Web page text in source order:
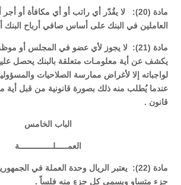
مادة (20): لا يقُدّر أي راتب أو أي مكافأة أو
العاملين في البنك على أساس صافي أرباح البنك
مادة (21): لا يجوز لأي عضو في المجلس أو
يكشف عن أية معلومـات متعلقة بالبنك يحصل
لواجباته إلا لأغراض ممارسة الصلاحيات
عندما يُطلب منه ذلك بصورة قانونية من قبل
قانون .
الباب الخامس
العمـــــلــــــــــــــة
مادة (22): يعتبر الريال وحدة العملة في
جزء متساوٍ ويسمى كل جزءٍ منه فلساً .